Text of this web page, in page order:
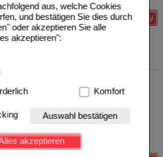
aus, welche Cookies
und bestätigen Sie dies durch
oder akzeptieren Sie alle
akzeptieren":
Hierbei handelt es sich um
(z.B. Navigation, Warenkorb,
auf diese nicht verzichtet
Komfort
Auswahl bestätigen
akzeptieren
Details
20%
DRINK Walderdbe.Trinkfl.
Unser Preis *
Grundpreis
MHD: